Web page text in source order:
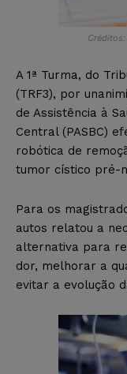
A 1ª Turma, do
(TRF3), por
de Assistência à
Central (PASBC)
robótica de
tumor cístico pré-
Para os
autos relatou a
alternativa para
dor, melhorar a
evitar a evolução